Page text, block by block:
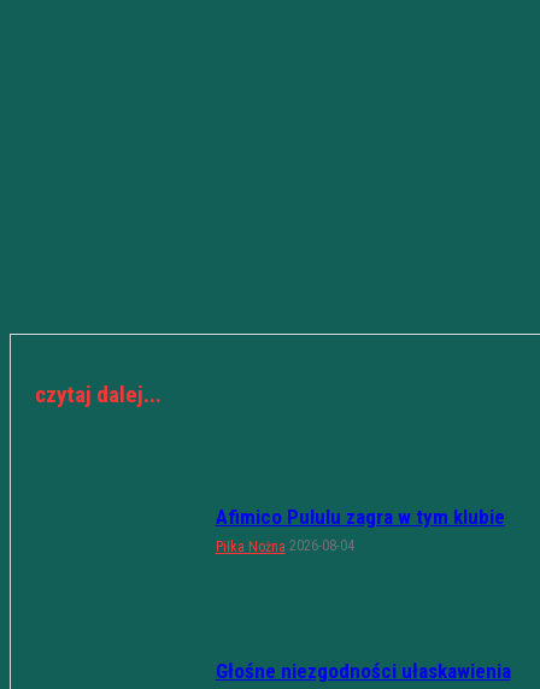
czytaj dalej...
Afimico Pululu zagra w tym klubie
Piłka Nożna 2026-08-04
Głośne niezgodności ułaskawienia